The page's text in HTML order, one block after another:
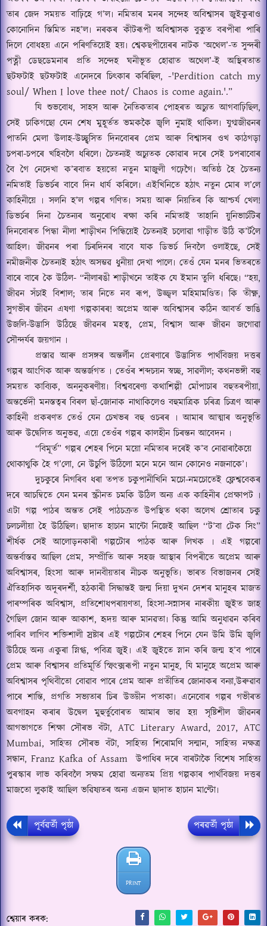
তাৰ জেদ সময়ত বাঢ়িহে গ’ল৷ নমিতাৰ মনৰ সন্দেহ অবিশ্বাসৰ জুইকুৰাও
কোনোদিন স্তিমিত নহ’ল৷ নৰকৰ কীটৰূপী অবিশ্বাসক বুকুত বৰপীৰা পাৰি
দিলে বোধহয় এনে পৰিণতিয়েই হয়৷ শ্বেকছপীয়েৰৰ নাটক ‘অথেল’-ত সুন্দৰী
পত্নীডেছডেমনাৰ প্ৰতি সন্দেহ ঘনীভূত হোৱাত অথেল’-ই অস্থিৰতাত
ছটফটাই ছটফটাই এনেদৰে চিৎকাৰ কৰিছিল,-'Perdition catch my
soul/ When I love thee not/ Chaos is come again.'.”
যি শুভবোধ,সাহস আৰু নৈতিকতাৰ পোহৰত অচ্যুত আগবাঢ়িছিল,
সেই চাকিগছো যেন শেষ মুহূৰ্তত ভমককৈ জ্বলি নুমাই থাকিল৷ যুগ্মজীৱনৰ
পাতনি মেলা উলাহ-উচ্ছ্ব্সিত দিনবোৰৰ প্ৰেম আৰু বিশ্বাসৰ ওখ কাঠগড়া
চপৰা-চপৰে খহিবলৈ ধৰিলে৷ চৈতন্যই অচ্যুতক কোৱাৰ দৰে সেই চপৰাবোৰ
বৈ গৈ নেদেখা ক’ৰবাত হয়তো নতুন মাজুলী গঢ়েগৈ৷ অতিষ্ঠ হৈচৈতন্য
নমিতাই ডিভৰ্চৰ বাবে দিন ধাৰ্য কৰিলে৷ এইখিনিতে হঠাৎ নতুন মোৰ ল’লে
কাহিনীয়ে ৷ সলনি হ’ল গল্পৰ গণিত৷ সময় আৰু নিয়তিৰ কি আশ্চৰ্য খেল!
ডিভৰ্চৰ দিনা চৈতন্যৰ অনুৰোধ ৰক্ষা কৰি নমিতাই তাহানিয়ুনিভাৰ্চটিৰ
দিনবোৰত পিন্ধা নীলা শাড়ীখন পিন্ধিয়েই চৈতন্যই চলোৱা গাড়ীত উঠিক’ৰ্টলৈ
আহিল৷ জীৱনৰ পৰা চিৰদিনৰ বাবে যাক ডিভৰ্চ দিবলৈ ওলাইছে, সেই
নমীজনীক চৈতন্যই হঠাৎ অসম্ভৱ ধুনীয়া দেখা পালে৷ তেওঁ যেন মনৰ ভিতৰতে
বাৰে বাৰে কৈ উঠিল- “নীলাৰঙী শাড়ীখনে তাইক যে ইমান তুলি ধৰিছে৷ “হয়,
জীৱন সঁচাই বিশাল;তাৰ নিতে নব ৰূপ,উজ্জ্বল মহিমামণ্ডিত৷ কি তীক্ষ্ন,
সুগভীৰ জীৱন এষণা গল্পকাৰৰ! অপ্ৰেম আৰু অবিশ্বাসৰ কঠিন আবৰ্ত ভাঙি
উজলি-উদ্ভাসি উঠিছে জীৱনৰ মহত্ব, প্ৰেম,বিশ্বাস আৰু জীৱন জগোৱা
সৌন্দৰ্যৰ জয়গান ৷
প্ৰস্তাৱ আৰু প্ৰসঙ্গৰ অন্তৰ্লীন প্ৰেৰণাৰে উদ্ভাসিত পাৰ্থবিজয় দত্তৰ
গল্পৰ আংগিক আৰু অন্তৰ্জগত ৷ তেওঁৰ শব্দচয়ন স্বচ্ছ,সাৱলীল;কথনভঙ্গী বহু
সময়ত কাব্যিক,অননুকৰণীয়৷ বিশ্ববৰেণ্য কথাশিল্পীমোঁপাচাৰ বহুতৰপীয়া,
অন্তৰ্ভেদী মনস্তত্বৰ বিৰল ছাঁ-জোনাক নাথাকিলেও বহুমাত্ৰিক চৰিত্র চিত্ৰণ আৰু
কাহিনী প্রকৰণত তেওঁ যেন চেখভৰ বহু ওচৰৰ ৷ আমাৰ আত্মাৰ অনুভূতি
আৰু উদ্বেলিত অনুভৱ, এয়ে তেওঁৰ গল্পৰ কালহীন চিৰন্তন আবেদন ৷
“বিমূৰ্ত” গল্পৰ শেহৰ পিনে ময়ো নমিতাৰ দৰেই ক’ব নোৱাৰাকৈয়ে
থোকাথুকি হৈ গ’লো, নে উচুপি উঠিলো মনে মনে আন কোনেও নজনাকে’৷
দুচকুৰে নিগৰিব ধৰা তপত চকুপানীখিনি মচো-নমচোতেই ফ্লেশ্ববেকৰ
দৰে আচম্বিতে যেন মনৰ স্ক্ৰীনত চমকি উঠিল অন্য এক কাহিনীৰ প্ৰেক্ষাপট ৷
এটা গল্প পাঠৰ অন্তত সেই পাঠচক্ৰত উপস্থিত থকা অলেখ শ্ৰোতাৰ চকু
চলচলীয়া হৈ উঠিছিল৷ ছাদাত হাচান মান্টো নিজেই আছিল‘‘ট’বা টেক সিং”
শীৰ্ষক সেই আলোড়নকাৰী গল্পটোৰ পাঠক আৰু লিখক ৷ এই গল্পৰো
অন্তৰ্বাস্তৱ আছিল প্ৰেম,সম্প্ৰীতি আৰু সহজ আস্থাৰ বিপৰীতে অপ্ৰেম আৰু
অবিশ্বাসৰ,হিংসা আৰু দানবীয়তাৰ নীচক অনুভূতি৷ ভাৰত বিভাজনৰ সেই
ঐতিহাসিক অদূৰদৰ্শী,হঠকাৰী সিদ্ধান্তই জন্ম দিয়া দুখন দেশৰ মানুহৰ মাজত
পাৰম্পৰিক অবিশ্বাস, প্ৰতিশোধপৰায়ণতা,হিংসা-সন্নাসৰ নাৰকীয় জুইত জাহ
গৈছিল জোন আৰু আকাশ,হৃদয় আৰু মানৱতা৷ কিন্তু আমি অনুধাৱন কৰিব
পাৰিব লাগিব শক্তিশালী স্ৰষ্টাৰ এই গল্পটোৰ শেহৰ পিনে যেন উমি উমি জ্বলি
উঠিছে অন্য একুৰা স্নিগ্ধ, পবিত্ৰ জুই৷ এই জুইতে স্নান কৰি জন্ম হ’ব পাৰে
প্ৰেম আৰু বিশ্বাসৰ প্ৰতিমূৰ্তি স্ফিংক্সৰূপী নতুন মানুহ,যি মানুহে অপ্ৰেম আৰু
অবিশ্বাসৰ পৃথিবীতো বোৱাব পাৰে প্ৰেম আৰু প্ৰতীতিৰ জোনাকৰ বন্যা,উৰুৱাব
পাৰে শান্তি, প্ৰগতি সভ্যতাৰ চিৰউড্ডীনপতাকা৷ এনেবোৰ গল্পৰ গভীৰত
অবগাহন কৰাৰ উদ্বেল মুহুৰ্তুবোৰত আমাৰ ভাৱ হয় সৃষ্টিশীল জীৱনৰ
আগভাগতে শিক্ষা সৌৰভ বঁটা, ATC Literary Award, 2017, ATC
Mumbai,সাহিত্য সৌৰভ বঁটা,সাহিত্য শিৰোমণি সন্মান,সাহিত্য নক্ষত্ৰ
সন্ধান,Franz Kafka of Assam
উপাধিৰ দৰে বাৰটাকৈ বিশেষ সাহিত্য
পুৰস্কাৰ লাভ কৰিবলৈ সক্ষম হোৱা অন্যতম প্ৰিয় গল্পকাৰ পাৰ্থবিজয় দত্তৰ
মাজতো লুকাই আছিল ভৱিষ্যতৰ অন্য এজন ছাদাত হাচান মাণ্টো৷
পূৰ্বৱৰ্তী পৃষ্ঠা পৰৱৰ্তী পৃষ্ঠা
PRINT
শ্বেয়াৰ কৰক: